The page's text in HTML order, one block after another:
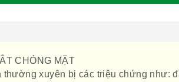
CHÓNG MẶT
xuyên bị các triệu chứng như: